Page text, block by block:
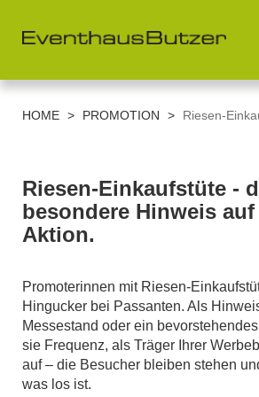
Direkt
zumHOME > PROMOTION > Riesen-
Riesen-Einkaufstüte -
besondere Hinweis
Aktion.
Promoterinnen mit Riesen-
Hingucker bei Passanten. Als
Messestand oder ein
sie Frequenz, als Träger Ihrer
auf – die Besucher bleiben stehen
was los ist.